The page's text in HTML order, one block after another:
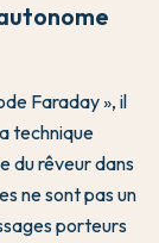
Faraday », il
technique
du rêveur dans
ne sont pas un
porteurs